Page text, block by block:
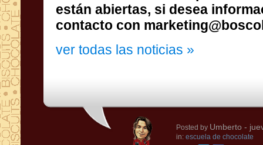
contacto con
ver todas las noticias »
Posted by Umberto -
in: escuela de chocolate